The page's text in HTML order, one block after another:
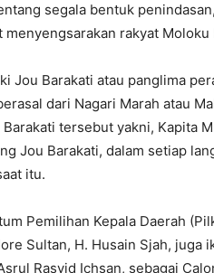
segala bentuk
rakyat Moloku
Jou Barakati atau panglima
dari Nagari Marah atau
tersebut yakni, Kapita
Jou Barakati, dalam setiap
itu.
Pemilihan Kepala Daerah
Sultan, H. Husain Sjah,
Rasyid Ichsan, sebagai